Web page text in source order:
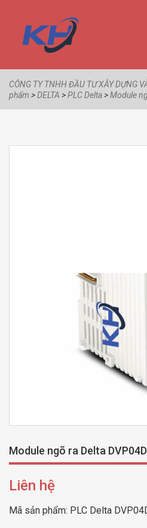
CÔNG TY TNHH ĐẦU TƯ XÂY DỰNG
phẩm >DELTA >PLC Delta>Module
Module ngõ ra Delta
Liên hệ
Mã sản phẩm: PLC Delta